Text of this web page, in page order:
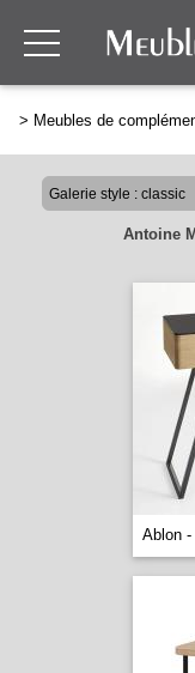
> Meubles de
Antoine
Ablon -